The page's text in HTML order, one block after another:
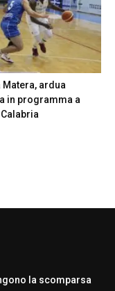
Matera, ardua
in programma a
la scomparsa